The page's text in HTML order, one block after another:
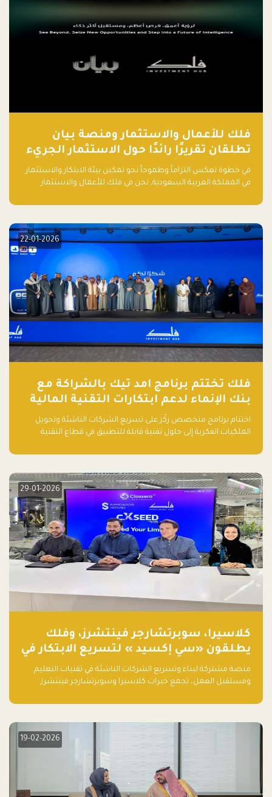
فلك للأعمال والاستثمار ومنصة بيان
تطلقان تقريرًا رائدًا حول الاستثمار الجريء
في الذكاء الاصطناعي بالمملكة العربية
السعودية
في خطوة تعكس التزاماً وطموحاً نحو تمكين بيئة الابتكار والاستثمار
في المملكة العربية السعودية, نحن في فلك للأعمال والاستثمار
الذكاء الاصطناعي: خارطة الطريق للمستثمرين ورواد الأعمال في
22-01-2026
فلك تختتم برنامج امد تيك بالشراكة مع
بنك الإنماء لدعم ابتكارات التقنية المالية
اختتام برنامج متخصص ركّز على تسريع الشركات الناشئة وتحويل
الملكيات الفكرية إلى حلول تقنية قابلة للتطبيق في قطاع التقنية
29-01-2026
كلاسيرا، سوبرتشارجر فينتشرز، وفلك
يطلقون «سي إكسيد » لتسريع الابتكار في
تقنيات التعليم ومستقبل العمل
منصة مشتركة لبناء وتسريع الشركات الناشئة في تقنيات التعليم
ومستقبل العمل، تجمع خبرات كلاسيرا وسوبرتشارجر فينتشرز
العالمية.
19-02-2026